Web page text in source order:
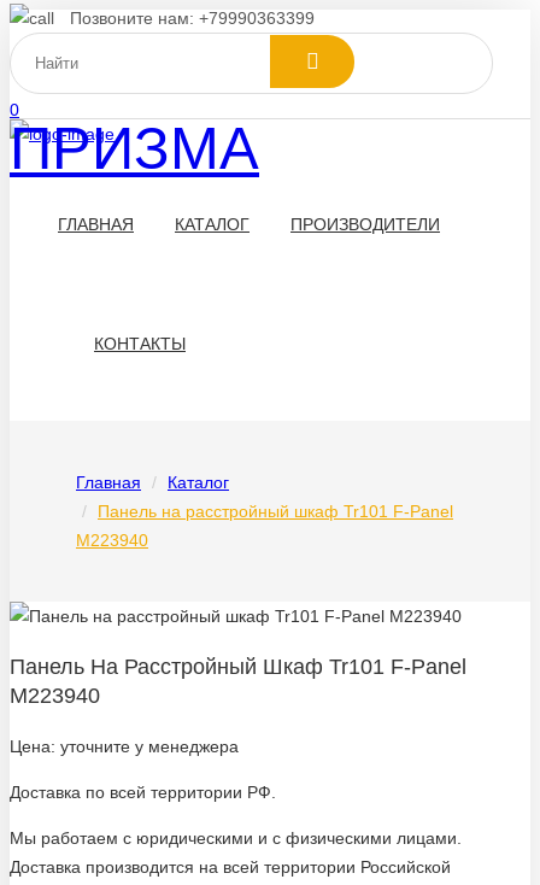
Позвоните нам: +79990363399
0
ПРИЗМА
ГЛАВНАЯ КАТАЛОГ ПРОИЗВОДИТЕЛИ
КОНТАКТЫ
Главная
Каталог
Панель на расстройный шкаф Tr101 F-Panel
M223940
Панель На Расстройный Шкаф Tr101 F-Panel
M223940
Цена: уточните у менеджера
Доставка по всей территории РФ.
Мы работаем с юридическими и с физическими лицами.
Доставка производится на всей территории Российской